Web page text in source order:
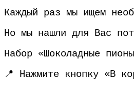
Каждый раз мы ищем
Но мы нашли для Вас
Набор «Шоколадные
📍 Нажмите кнопку «В